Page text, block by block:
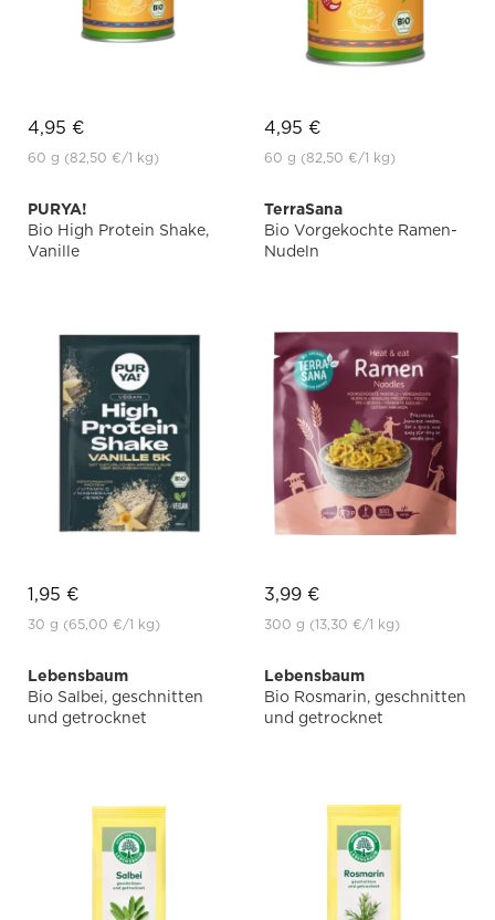
4,95 €
60 g (82,50 €/1 kg)
4,95 €
60 g (82,50 €/1 kg)
PURYA!
Bio High Protein Shake,
Vanille
1,95 €
30 g (65,00 €/1 kg)
TerraSana
Bio Vorgekochte Ramen-
Nudeln
3,99 €
300 g (13,30 €/1 kg)
Lebensbaum
Bio Salbei, geschnitten
und getrocknet
Lebensbaum
Bio Rosmarin, geschnitten
und getrocknet